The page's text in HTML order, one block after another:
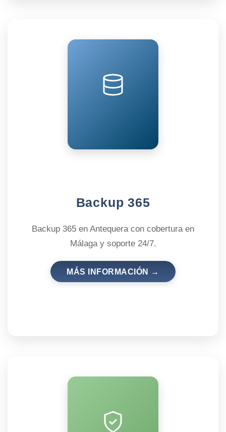
Backup 365
Backup 365 en Antequera con cobertura en
Málaga y soporte 24/7.
MÁS INFORMACIÓN →